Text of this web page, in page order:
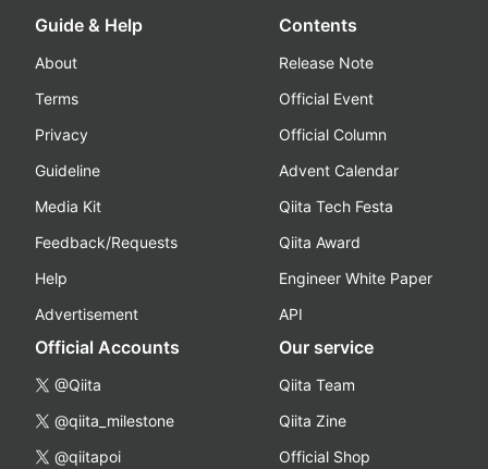
Guide & Help
About
Terms
Privacy
Guideline
Media Kit
Feedback/Requests
Help
Advertisement
Contents
Release Note
Official Event
Official Column
Advent Calendar
Qiita Tech Festa
Qiita Award
Engineer White Paper
API
Official Accounts
@Qiita
@qiita_milestone
@qiitapoi
Our service
Qiita Team
Qiita Zine
Official Shop